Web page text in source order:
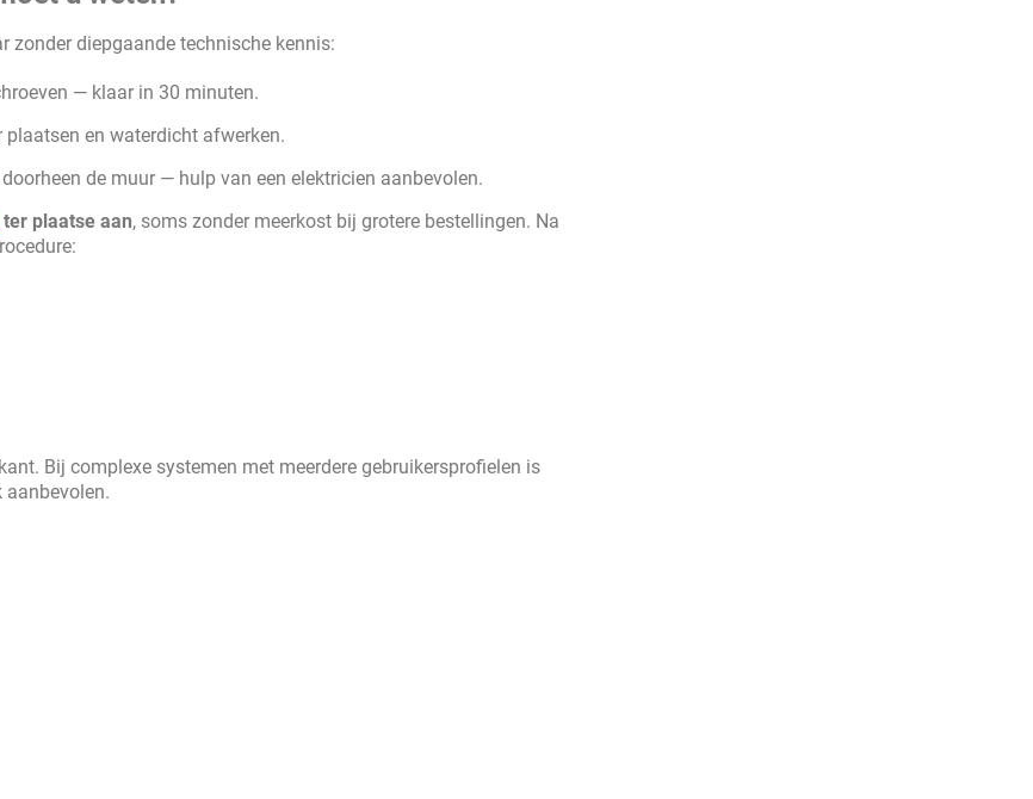
zonder diepgaande technische kennis:
— klaar in 30 minuten.
plaatsen en waterdicht afwerken.
de muur — hulp van een elektricien aanbevolen.
ter plaatse aan, soms zonder meerkost bij grotere bestellingen. Na
Bij complexe systemen met meerdere gebruikersprofielen is